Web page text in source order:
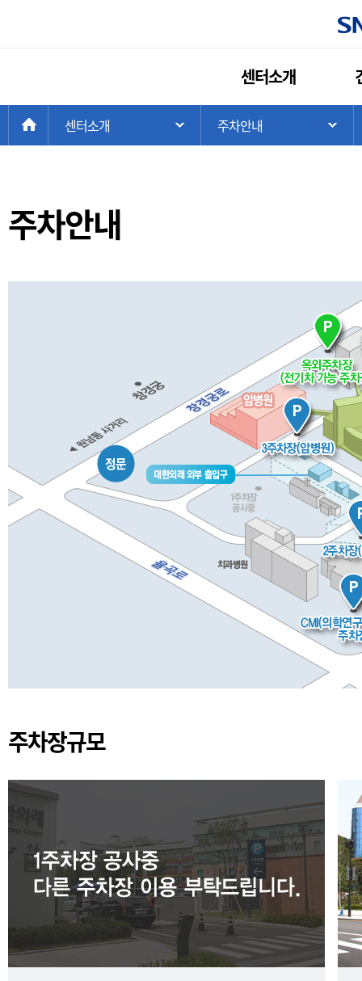
센터소개
HOME
센터소개 주 메뉴 목록 열기
주차안내
주차안내
주차장규모